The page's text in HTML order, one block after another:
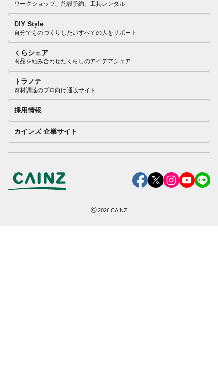
ワークショップ、施設予約、工具レンタル
DIY Style
自分でものづくりしたいすべての人をサポート
くらシェア
商品を組み合わせたくらしのアイデアシェア
トラノテ
資材調達のプロ向け通販サイト
採用情報
カインズ 企業サイト
©2026 CAINZ